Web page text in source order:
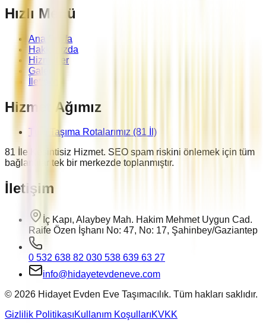
Hızlı Menü
Ana Sayfa
Hakkımızda
Hizmetler
Galeri
İletişim
Hizmet Ağımız
Tüm Taşıma Rotalarımız (81 İl)
81 İle Kesintisiz Hizmet. SEO spam riskini önlemek için tüm
bağlantılar tek bir merkezde toplanmıştır.
İletişim
İç Kapı, Alaybey Mah. Hakim Mehmet Uygun Cad.
Raife Özen İşhanı No: 47, No: 17, Şahinbey/Gaziantep
0 532 638 82 030 538 639 63 27
info@hidayetevdeneve.com
© 2026 Hidayet Evden Eve Taşımacılık. Tüm hakları saklıdır.
Gizlilik PolitikasıKullanım KoşullarıKVKK